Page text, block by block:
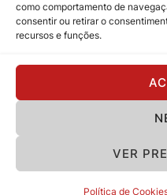
como comportamento de
consentir ou retirar o
recursos e funções.
VER
Política de
Política de Privacidade